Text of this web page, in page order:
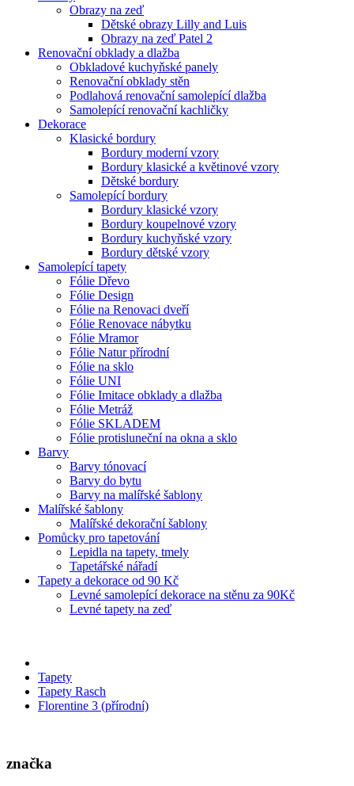
Obrazy na zeď
Dětské obrazy Lilly and Luis
Obrazy na zeď Patel 2
Renovační obklady a dlažba
Obkladové kuchyňské panely
Renovační obklady stěn
Podlahová renovační samolepící dlažba
Samolepící renovační kachličky
Dekorace
Klasické bordury
Bordury moderní vzory
Bordury klasické a květinové vzory
Dětské bordury
Samolepící bordury
Bordury klasické vzory
Bordury koupelnové vzory
Bordury kuchyňské vzory
Bordury dětské vzory
Samolepící tapety
Fólie Dřevo
Fólie Design
Fólie na Renovaci dveří
Fólie Renovace nábytku
Fólie Mramor
Fólie Natur přírodní
Fólie na sklo
Fólie UNI
Fólie Imitace obklady a dlažba
Fólie Metráž
Fólie SKLADEM
Fólie protisluneční na okna a sklo
Barvy
Barvy tónovací
Barvy do bytu
Barvy na malířské šablony
Malířské šablony
Malířské dekorační šablony
Pomůcky pro tapetování
Lepidla na tapety, tmely
Tapetářské nářadí
Tapety a dekorace od 90 Kč
Levné samolepící dekorace na stěnu za 90Kč
Levné tapety na zeď
Tapety
Tapety Rasch
Florentine 3 (přírodní)
značka